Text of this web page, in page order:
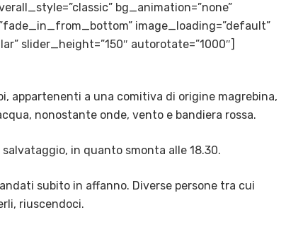
bg_animation=”none”
image_loading=”default”
slider_height=”150″ autorotate=”1000″]
appartenenti a una comitiva di origine magrebina,
nonostante onde, vento e bandiera rossa.
in quanto smonta alle 18.30.
subito in affanno. Diverse persone tra cui
riuscendoci.